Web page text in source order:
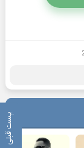
پست قبلی